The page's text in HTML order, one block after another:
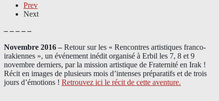
Prev
Next
– – – – –
Novembre 2016 – Retour sur les « Rencontres artistiques franco-
irakiennes », un événement inédit organisé à Erbil les 7, 8 et 9
novembre derniers, par la mission artistique de Fraternité en Irak !
Récit en images de plusieurs mois d’intenses préparatifs et de trois
jours d’émotions ! Retrouvez ici le récit de cette aventure.